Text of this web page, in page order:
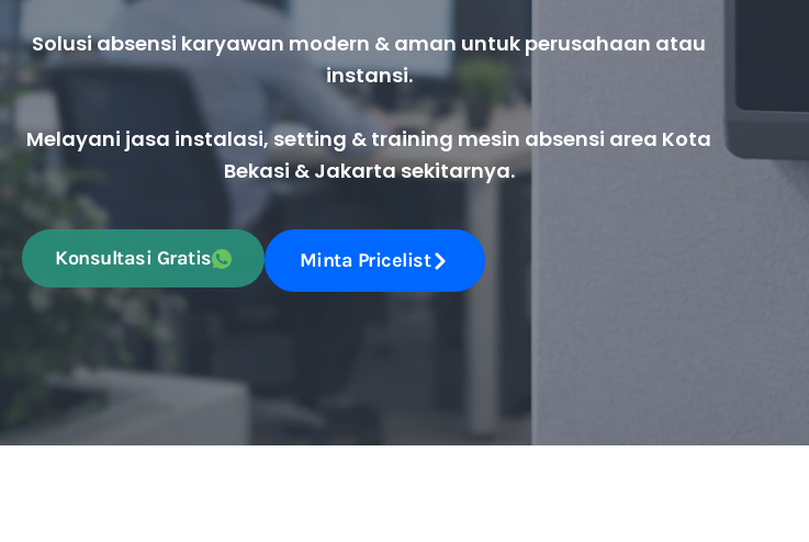
Solusi absensi karyawan modern & aman untuk perusahaan atau
instansi.
Melayani jasa instalasi, setting & training mesin absensi area Kota
Bekasi & Jakarta sekitarnya.
Konsultasi Gratis Minta Pricelist